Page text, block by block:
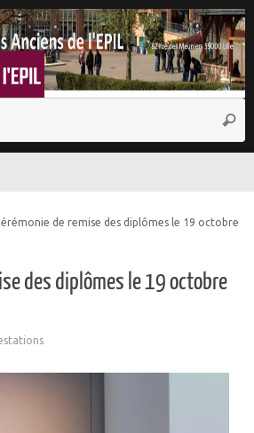
:
de remise des diplômes le 19 octobre
des diplômes le 19 octobre